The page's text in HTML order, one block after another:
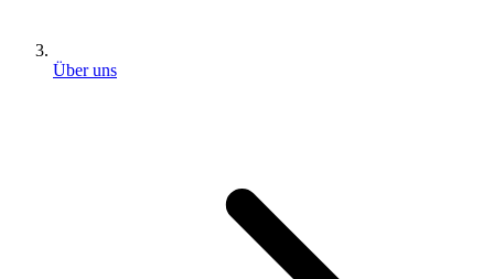
Über uns